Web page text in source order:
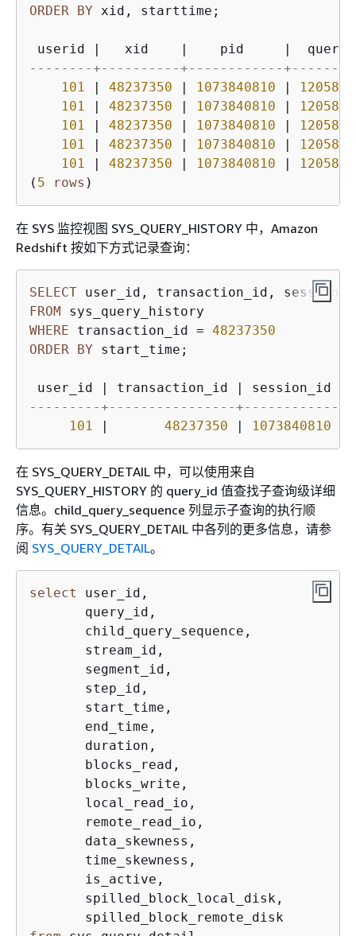
ORDER
BY xid, starttime;
userid |
   xid
|
    pid
|
--------+----------+------------
101
| 48237350 | 1073840810 |
101
| 48237350 | 1073840810 |
101
| 48237350 | 1073840810 |
101
| 48237350 | 1073840810 |
101
| 48237350 | 1073840810 |
( 5 rows )
在 SYS 监控视图 SYS_QUERY_HISTORY 中，Amazon
Redshift 按如下方式记录查询：
SELECT user_id, transaction_id,
FROM
WHERE transaction_id = 48237350
ORDER
BY start_time;
user_id | transaction_id | session_id
---------+----------------
101
| 48237350 | 1073840810
在 SYS_QUERY_DETAIL 中，可以使用来自
SYS_QUERY_HISTORY 的 query_id 值查找子查询级详细
信息。child_query_sequence 列显示子查询的执行顺
序。有关 SYS_QUERY_DETAIL 中各列的更多信息，请参
阅 SYS_QUERY_DETAIL。
select
user_id,
       query_id,
       child_query_sequence,
       stream_id,
       segment_id,
       step_id,
       start_time,
       end_time,
       duration,
       blocks_read,
       blocks_write,
       local_read_io,
       remote_read_io,
       data_skewness,
       time_skewness,
       is_active,
       spilled_block_local_disk,